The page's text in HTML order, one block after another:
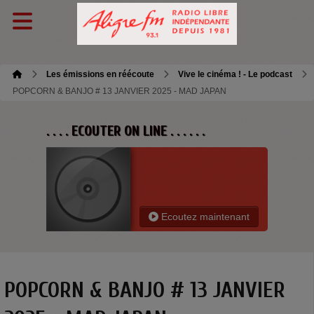
Les émissions en réécoute
Vive le cinéma ! - Le podcast
POPCORN & BANJO # 13 JANVIER 2025 - MAD JAPAN
. . . . ECOUTER ON LINE . . . . . .
Ecoutez maintenant
POPCORN & BANJO # 13 JANVIER